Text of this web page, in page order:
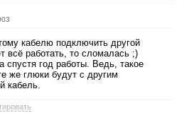
кабелю подключить другой
всё работать, то сломалась ;)
спустя год работы. Ведь, такое
же глюки будут с другим
кабель.